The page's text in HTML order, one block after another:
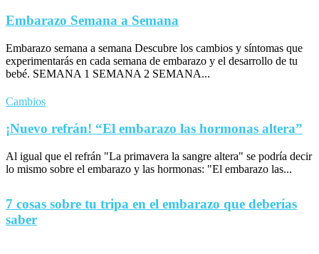
Embarazo Semana a Semana
Embarazo semana a semana Descubre los cambios y síntomas que
experimentarás en cada semana de embarazo y el desarrollo de tu
bebé. SEMANA 1 SEMANA 2 SEMANA...
Cambios
¡Nuevo refrán! “El embarazo las hormonas altera”
Al igual que el refrán "La primavera la sangre altera" se podría decir
lo mismo sobre el embarazo y las hormonas: "El embarazo las...
7 cosas sobre tu tripa en el embarazo que deberías
saber